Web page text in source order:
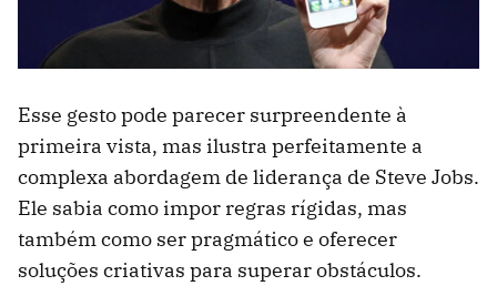
Esse gesto pode parecer surpreendente à
primeira vista, mas ilustra perfeitamente a
complexa abordagem de liderança de Steve Jobs.
Ele sabia como impor regras rígidas, mas
também como ser pragmático e oferecer
soluções criativas para superar obstáculos.